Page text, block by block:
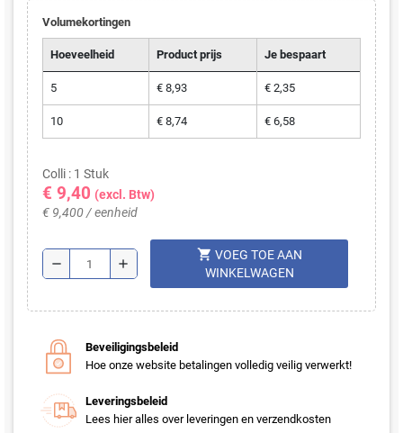
Volumekortingen
Hoeveelheid Product prijs Je bespaart
5 € 8,93 € 2,35
10 € 8,74 € 6,58
Colli : 1 Stuk
€ 9,40 (excl. Btw)
€ 9,400 / eenheid
remove add
shopping_cart VOEG TOE AAN
WINKELWAGEN
Beveiligingsbeleid
Hoe onze website betalingen volledig veilig verwerkt!
Leveringsbeleid
Lees hier alles over leveringen en verzendkosten